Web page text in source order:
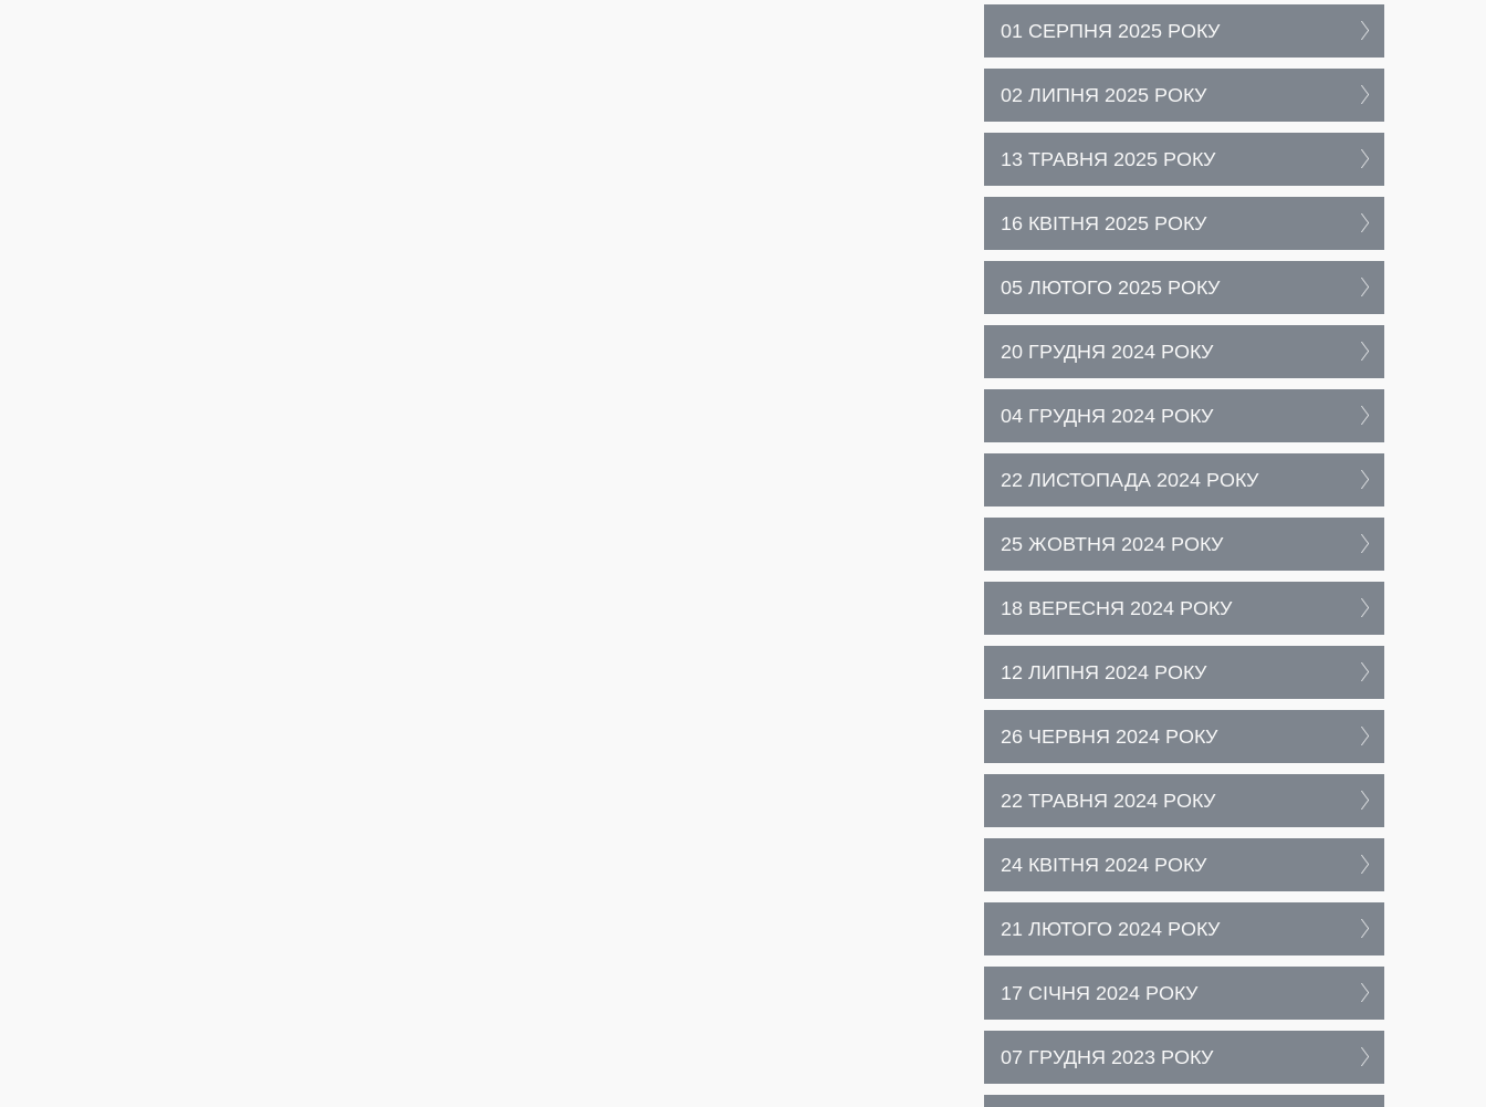
01 СЕРПНЯ 2025 РОКУ
02 ЛИПНЯ 2025 РОКУ
13 ТРАВНЯ 2025 РОКУ
16 КВІТНЯ 2025 РОКУ
05 ЛЮТОГО 2025 РОКУ
20 ГРУДНЯ 2024 РОКУ
04 ГРУДНЯ 2024 РОКУ
22 ЛИСТОПАДА 2024 РОКУ
25 ЖОВТНЯ 2024 РОКУ
18 ВЕРЕСНЯ 2024 РОКУ
12 ЛИПНЯ 2024 РОКУ
26 ЧЕРВНЯ 2024 РОКУ
22 ТРАВНЯ 2024 РОКУ
24 КВІТНЯ 2024 РОКУ
21 ЛЮТОГО 2024 РОКУ
17 СІЧНЯ 2024 РОКУ
07 ГРУДНЯ 2023 РОКУ